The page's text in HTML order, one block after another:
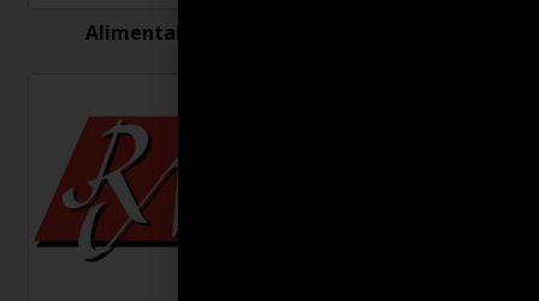
Alimentaire